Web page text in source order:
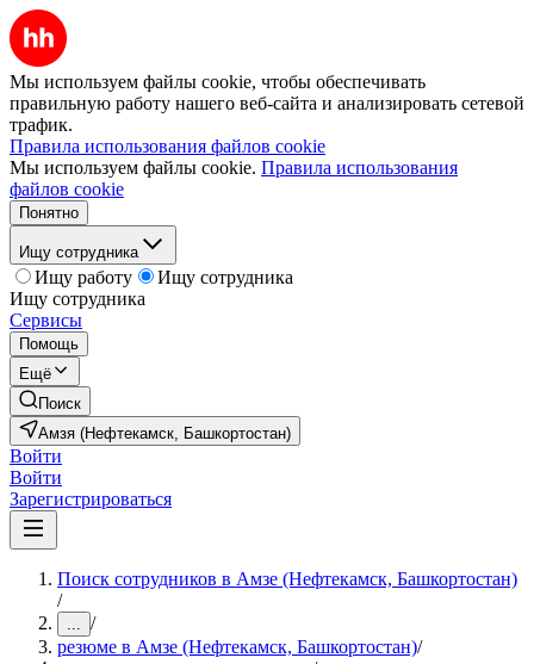
Мы используем файлы cookie, чтобы обеспечивать
правильную работу нашего веб-сайта и анализировать сетевой
трафик.
Правила использования файлов cookie
Мы используем файлы cookie. Правила использования
файлов cookie
Понятно
Ищу сотрудника
Ищу работу
Ищу сотрудника
Ищу сотрудника
Сервисы
Помощь
Ещё
Поиск
Амзя (Нефтекамск, Башкортостан)
Войти
Войти
Зарегистрироваться
Поиск сотрудников в Амзе (Нефтекамск, Башкортостан)
/
... /
резюме в Амзе (Нефтекамск, Башкортостан)/